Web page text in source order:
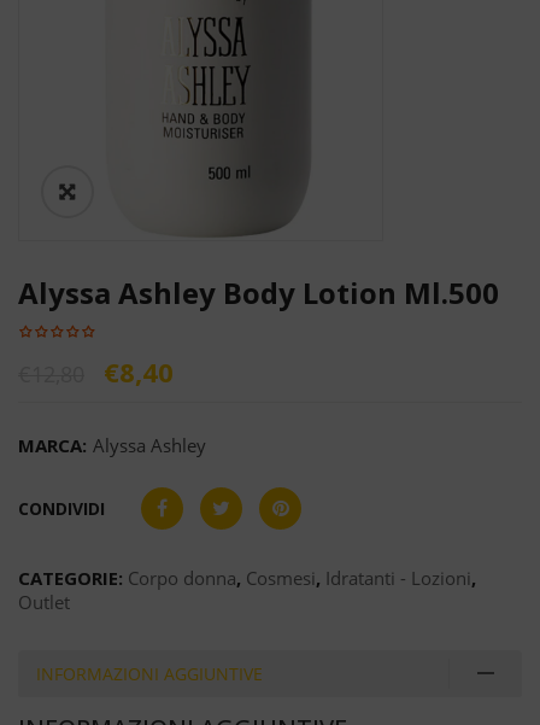
Alyssa Ashley Body Lotion Ml.500
€8,40
MARCA: Alyssa Ashley
CONDIVIDI
CATEGORIE: Corpo donna, Cosmesi, Idratanti - Lozioni,
Outlet
INFORMAZIONI AGGIUNTIVE